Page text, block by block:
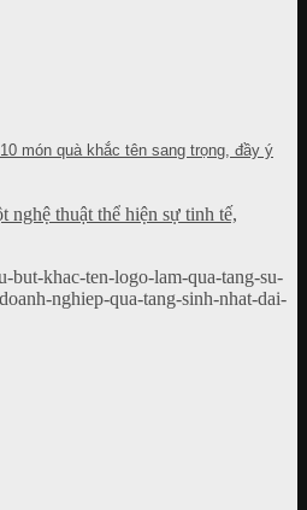
món quà khắc tên sang trọng, đầy ý
nghệ thuật thể hiện sự tinh tế,